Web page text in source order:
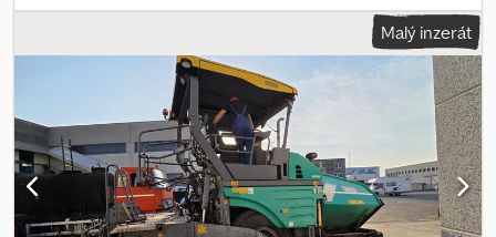
Typ motora: Cummins QSB 5.9 6x6 Chsdpfx Afezqu R Asvea
POSUDZUJEME VÝMENY VOZIDIEL VŠETKÝCH ZNAČIEK, MAN,
MERCEDES, DAF, RENAULT, VOLVO, SCANIA, S VYBAVENÍM CIFA,
SERMAC, PUTZMEISTER; ALEBO STROJE PRE ZEMNÉ PRÁCE
CATERPILLAR, FIAT HITACHI, KOMATSU
Malý inzerát